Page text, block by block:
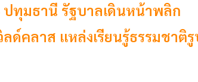
ปทุมธานี รัฐบาลเดินหน้าพลิก
ด์คลาส แหล่งเรียนรู้ธรรมชาติ